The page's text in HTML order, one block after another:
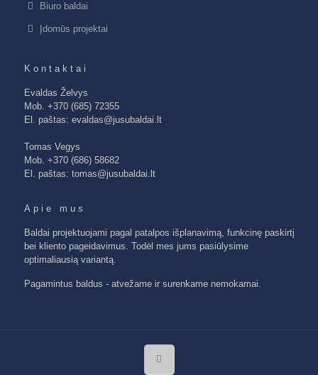
Biuro baldai
Įdomūs projektai
Kontaktai
Evaldas Želvys
Mob. +370 (685) 72355
El. paštas: evaldas@jusubaldai.lt
Tomas Vegys
Mob. +370 (686) 58682
El. paštas: tomas@jusubaldai.lt
Apie mus
Baldai projektuojami pagal patalpos išplanavimą, funkcinę paskirtį
bei kliento pageidavimus. Todėl mes jums pasiūlysime
optimaliausią variantą.
Pagamintus baldus - atvežame ir surenkame nemokamai.